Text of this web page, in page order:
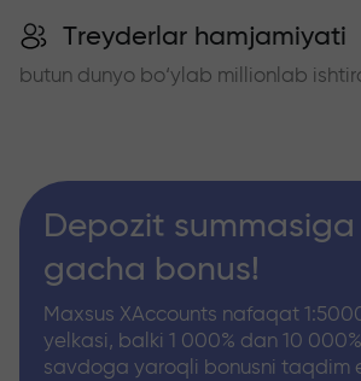
Treyderlar hamjamiyati
butun dunyo bo‘ylab millionlab
Depozit summasiga
gacha bonus!
Maxsus XAccounts nafaqat
yelkasi, balki 1 000% dan 10
savdoga yaroqli bonusni taqdim